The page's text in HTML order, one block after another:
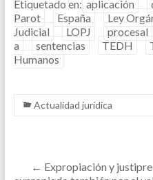
Etiquetado en: aplicación
Parot
España
Ley
Judicial
LOPJ procesal
a
sentencias TEDH
Humanos
Actualidad jurídica
← Expropiación y